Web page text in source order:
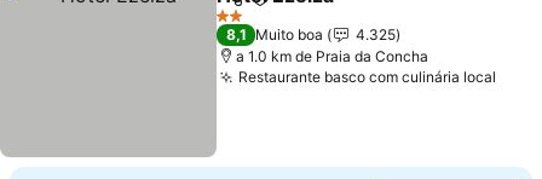
PartilharAdicionar aos favoritos
2 Estrelas
8,1 Muito boa
4.325
a 1.0 km de Praia da Concha
Restaurante basco com culinária local